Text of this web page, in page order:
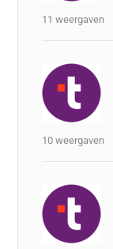
11 weergaven
10 weergaven